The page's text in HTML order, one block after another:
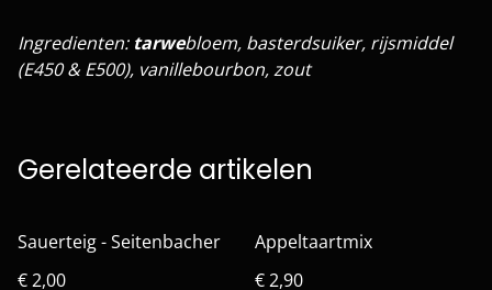
Ingredienten: tarwebloem, basterdsuiker, rijsmiddel
(E450 & E500), vanillebourbon, zout
Gerelateerde artikelen
Sauerteig - Seitenbacher
€ 2,00
Appeltaartmix
€ 2,90